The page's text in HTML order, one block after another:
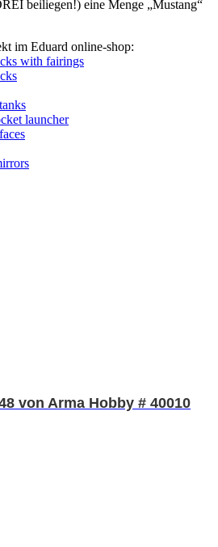
beiliegen!) eine Menge „Mustang“
im Eduard online-shop:
with fairings
launcher
von Arma Hobby # 40010